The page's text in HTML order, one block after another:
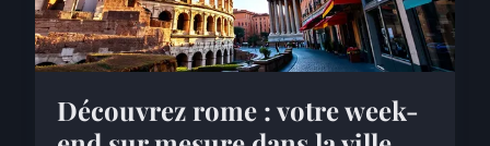
Découvrez rome : votre week-